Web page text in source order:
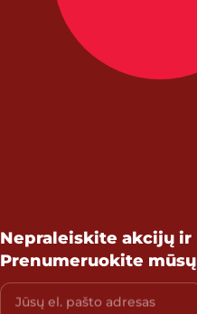
Nepraleiskite akcijų
Prenumeruokite
Jūsų el. pašto adresas